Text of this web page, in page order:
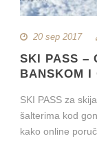
20 sep 2017
SKI PASS –
BANSKOM I
SKI PASS za
šalterima kod
kako online